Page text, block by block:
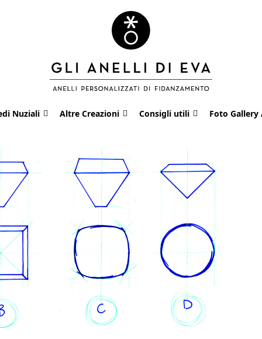
Nuziali Altre Creazioni Consigli utili Foto Gallery